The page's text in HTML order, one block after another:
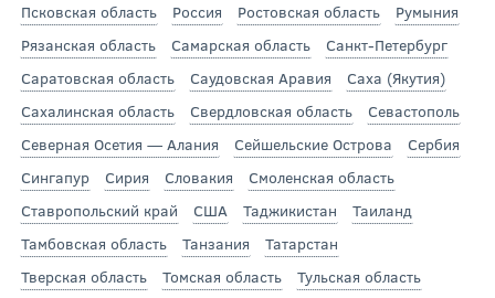
Псковская область
Россия Ростовская область
Румыния
Рязанская область
Самарская область
Санкт-Петербург
Саратовская область
Саудовская Аравия
Саха (Якутия)
Сахалинская область
Свердловская область
Севастополь
Северная Осетия — Алания
Сейшельские Острова
Сербия
Сингапур
Сирия Словакия
Смоленская область
Ставропольский край
США Таджикистан
Таиланд
Тамбовская область
Танзания
Татарстан
Тверская область
Томская область
Тульская область